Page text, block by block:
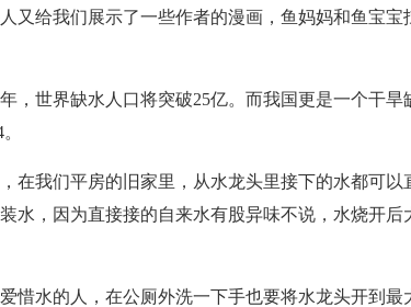
又给我们展示了一些作者的漫画，鱼妈妈和鱼宝
，世界缺水人口将突破25亿。而我国更是一个干
在我们平房的旧家里，从水龙头里接下的水都可
水，因为直接接的自来水有股异味不说，水烧开
惜水的人，在公厕外洗一下手也要将水龙头开到最